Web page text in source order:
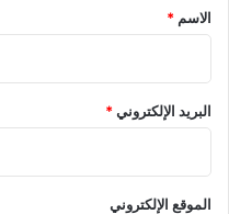
*
الاسم *
البريد الإلكتروني*
الموقع الإلكتروني